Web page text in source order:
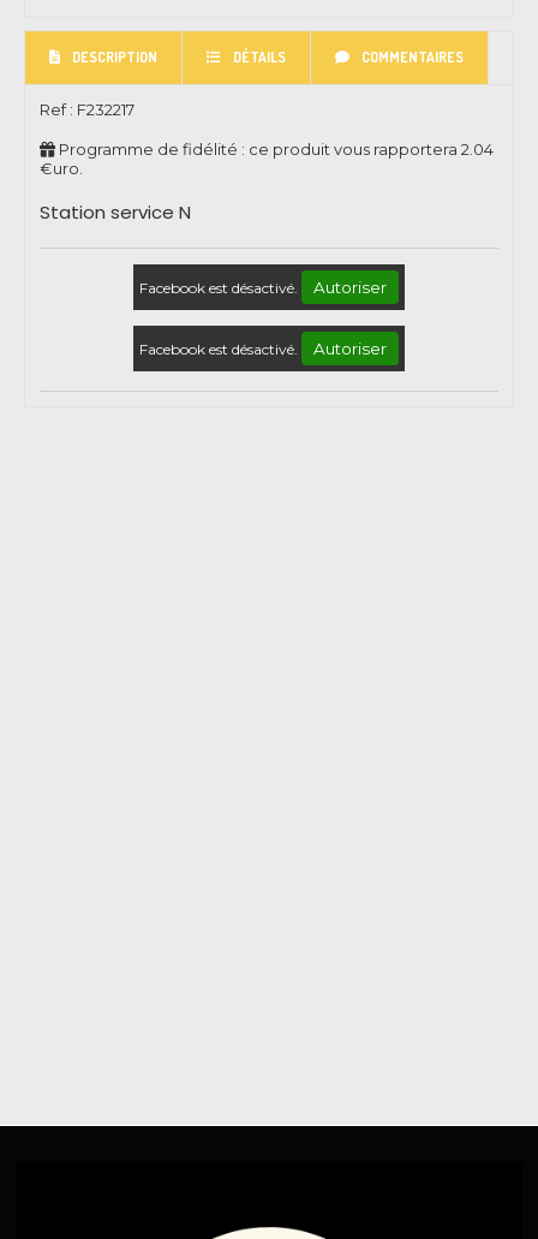
DESCRIPTION DÉTAILS COMMENTAIRES
Ref : F232217
Programme de fidélité : ce produit vous rapportera 2.04
€uro.
Station service N
Facebook est désactivé. Autoriser
Facebook est désactivé. Autoriser